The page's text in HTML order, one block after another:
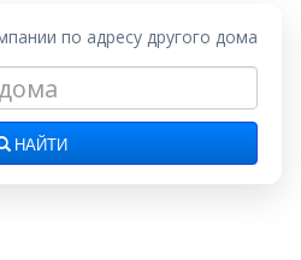
по адресу другого дома
НАЙТИ